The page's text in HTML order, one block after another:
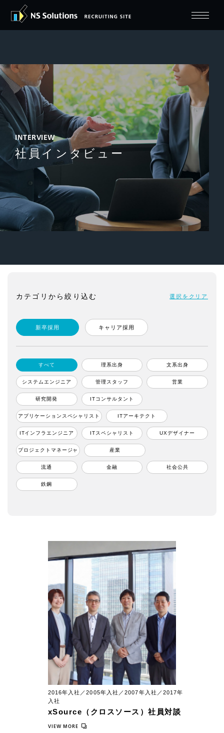
INTERVIEW
社員インタビュー
カテゴリから絞り込む
新卒採用 キャリア採用
すべて 理系出身 文系出身
システムエンジニア 管理スタッフ 営業
研究開発 ITコンサルタント
アプリケーションスペシャリスト ITアーキテクト
ITインフラエンジニア ITスペシャリスト UXデザイナー
プロジェクトマネージャ 産業
流通 金融 社会公共
鉄鋼
選択をクリア
2016年入社／2005年入社／2007年入社／2017年
入社
xSource（クロスソース）社員対談
VIEW MORE